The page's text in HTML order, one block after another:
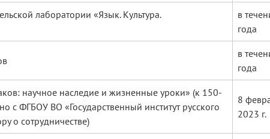
лаборатории «Язык. Культура.
в
года
в
года
научное наследие и жизненные уроки» (к 150-
с ФГБОУ ВО «Государственный институт русского
о сотрудничестве)
8
2023 г.